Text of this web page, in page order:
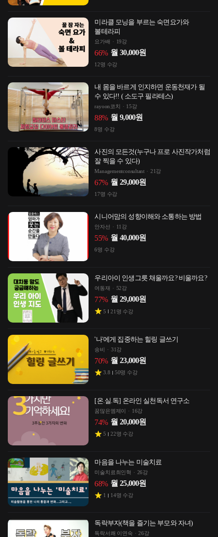
미라클 모닝을 부르는 숙면요가와
볼테라피
요가배 19강
66% 월 30,000원
12명 수강
내 몸을 바르게 인지하면 운동천재가 될
수 있다!! ( 소도구 필라테스)
rayoon코치 15강
88% 월 9,000원
8명 수강
사진의 모든것(누구나 프로 사진작가처럼
잘 찍을 수 있다)
Managementconsultant 21강
67% 월 29,000원
17명 수강
시니어맘의 성향이해와 소통하는 방법
안자선 11강
55% 월 40,000원
6명 수강
우리아이 인생그릇 채울까요? 비울까요?
여동재 52강
77% 월 29,000원
5 21 명 수강
'나'에게 집중하는 힐링 글쓰기
송비 31강
70% 월 23,000원
3.8 50명 수강
[온.실.독] 온라인 실천독서 연구소
꿈많은엠제이 16강
74% 월 20,000원
5 22명 수강
마음을 나누는 미술치료
미술치료최인혁 26강
68% 월 25,000원
1 14명 수강
독락부자(책을 즐기는 부모와 자녀)
독락서쾌 이연숙 26강